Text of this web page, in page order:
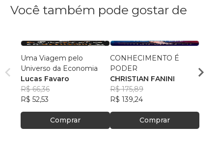
Você também pode gostar de
Uma Viagem pelo
Universo da Economia
Lucas Favaro
R$ 66,36
R$ 52,53
Comprar
CONHECIMENTO É
PODER
CHRISTIAN FANINI
R$ 175,89
R$ 139,24
Comprar
e